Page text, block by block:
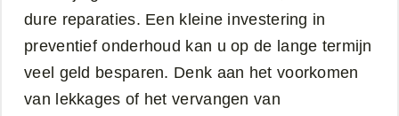
dure reparaties. Een kleine investering in
preventief onderhoud kan u op de lange termijn
veel geld besparen. Denk aan het voorkomen
van lekkages of het vervangen van